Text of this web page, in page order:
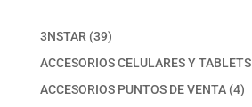
3NSTAR 3939
productos
ACCESORIOS CELULARES Y TABLETS
ACCESORIOS PUNTOS DE VENTA 44